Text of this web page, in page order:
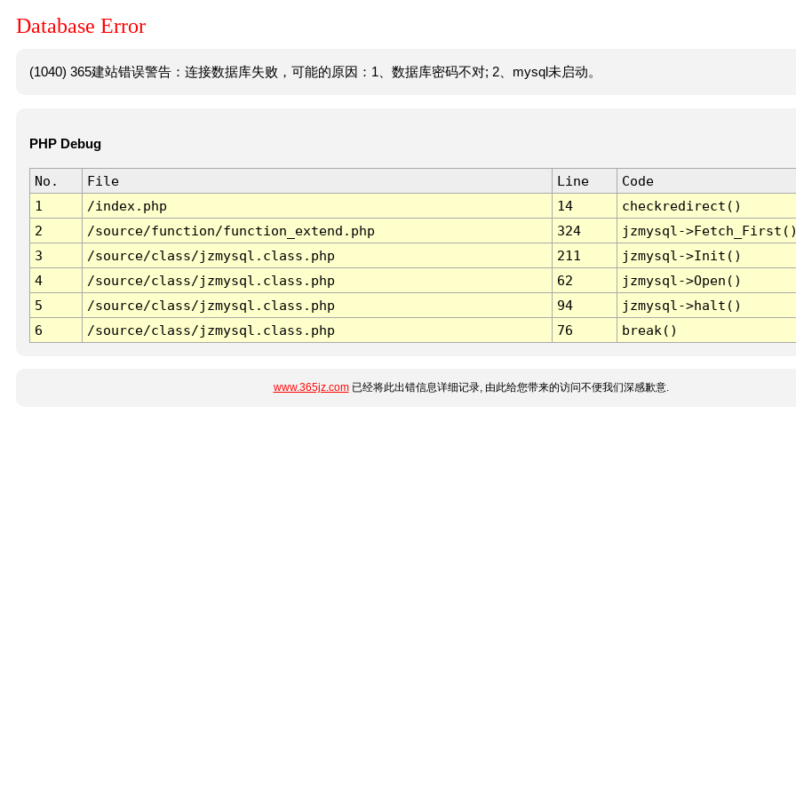
Database Error
(1040) 365建站错误警告：连接数据库失败，可能的原因：1、数据库密码不对; 2、mysql未启动。
PHP Debug
No. File Line
Code
1
/index.php 14
checkredirect()
2
/source/function/function_extend.php 324
jzmysql-
3
/source/class/jzmysql.class.php 211
jzmysql->Init()
4
/source/class/jzmysql.class.php 62
jzmysql->Open()
5
/source/class/jzmysql.class.php 94
jzmysql->halt()
6
/source/class/jzmysql.class.php 76 break()
www.365jz.com已经将此出错信息详细记录, 由此给您带来的访问不便我们深感歉意.